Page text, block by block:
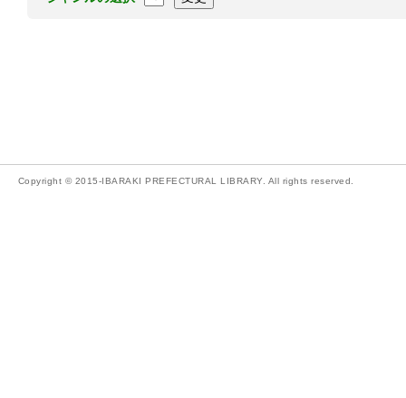
Copyright © 2015-IBARAKI PREFECTURAL LIBRARY. All rights reserved.